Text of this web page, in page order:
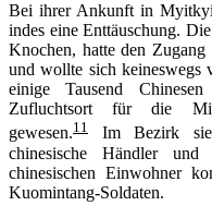
Bei ihrer Ankunft in
indes eine Enttäuschung.
Knochen, hatte den Zugang
und wollte sich keineswegs
einige Tausend
Zufluchtsort für die
gewesen.11
Im Bezirk
chinesische Händler
chinesischen Einwohner
Kuomintang-Soldaten.